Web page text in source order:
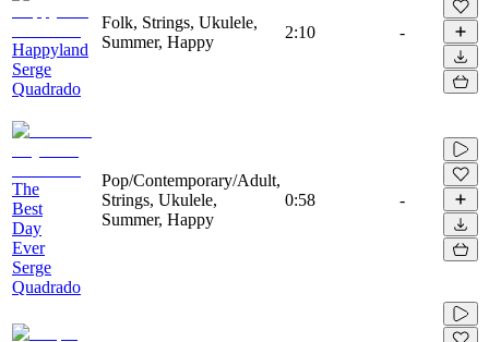
Happyland
Serge
Quadrado
Folk, Strings, Ukulele,
Summer, Happy
2:10 -
The
Best
Day
Ever
Serge
Quadrado
Pop/Contemporary/Adult,
Strings, Ukulele,
Summer, Happy
0:58 -